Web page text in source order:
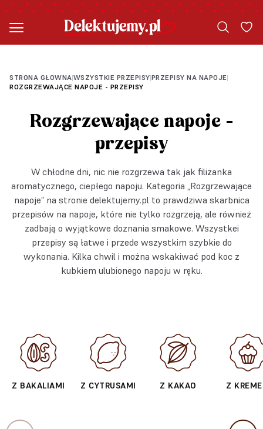
STRONA GŁOWNA|WSZYSTKIE PRZEPISY|PRZEPISY NA NAPOJE|
ROZGRZEWAJĄCE NAPOJE - PRZEPISY
Rozgrzewające napoje -
przepisy
W chłodne dni, nic nie rozgrzewa tak jak filiżanka
aromatycznego, ciepłego napoju. Kategoria „Rozgrzewające
napoje” na stronie delektujemy.pl to prawdziwa skarbnica
przepisów na napoje, które nie tylko rozgrzeją, ale również
zadbają o wyjątkowe doznania smakowe. Wszystkei
przepisy są łatwe i przede wszystkim szybkie do
wykonania. Kilka chwil i można wskakiwać pod koc z
kubkiem ulubionego napoju w ręku.
Z BAKALIAMI Z CYTRUSAMI Z KAKAO Z